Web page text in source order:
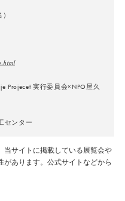
Projecet 実行委員会×NPO屋久
センター
当サイトに掲載している展覧会や
あります。公式サイトなどから